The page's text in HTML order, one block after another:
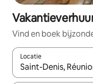
Vind en boek
Locatie
Wanneer er